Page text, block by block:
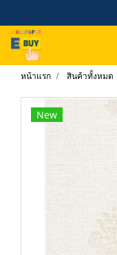
หน้าแรก สินค้าทั้งหมด
New